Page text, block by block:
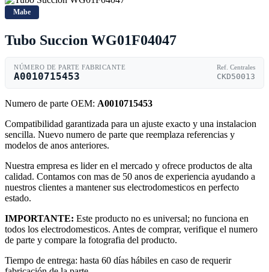
Mabe
Tubo Succion WG01F04047
NÚMERO DE PARTE FABRICANTE
A0010715453
Ref. Centrales
CKD50013
Numero de parte OEM: A0010715453
Compatibilidad garantizada para un ajuste exacto y una instalacion
sencilla. Nuevo numero de parte que reemplaza referencias y
modelos de anos anteriores.
Nuestra empresa es lider en el mercado y ofrece productos de alta
calidad. Contamos con mas de 50 anos de experiencia ayudando a
nuestros clientes a mantener sus electrodomesticos en perfecto
estado.
IMPORTANTE: Este producto no es universal; no funciona en
todos los electrodomesticos. Antes de comprar, verifique el numero
de parte y compare la fotografia del producto.
Tiempo de entrega: hasta 60 días hábiles en caso de requerir